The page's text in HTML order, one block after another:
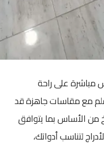
مباشرة على راحة
مع مقاسات جاهزة قد
من الأساس بما يتوافق
لتناسب أدواتك،